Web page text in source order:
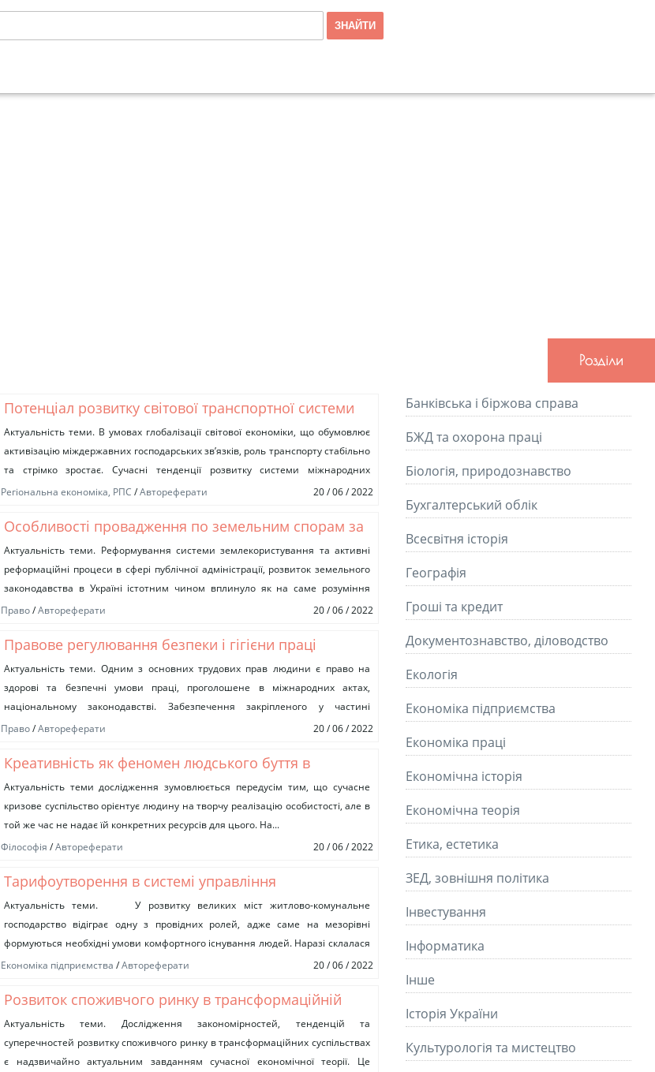
Потенціал розвитку світової транспортної системи
Актуальність теми. В умовах глобалізації світової економіки, що обумовлює
активізацію міждержавних господарських зв’язків, роль транспорту стабільно
та стрімко зростає. Сучасні тенденції розвитку системи міжнародних
економічних відносин передбачають зміну традиційних...
Регіональна економіка, РПС /Автореферати 20 / 06 / 2022
Особливості провадження по земельним спорам за
участю суб’єктів публічної адміністрації в порядку
адміністративного судочинства
Актуальність теми. Реформування системи землекористування та активні
реформаційні процеси в сфері публічної адміністрації, розвиток земельного
законодавства в Україні істотним чином вплинуло як на саме розуміння
сутності земельного спору, так...
Право/Автореферати 20 / 06 / 2022
Правове регулювання безпеки і гігієни праці
Актуальність теми. Одним з основних трудових прав людини є право на
здорові та безпечні умови праці, проголошене в міжнародних актах,
національному законодавстві. Забезпечення закріпленого у частині
четвертій ст.43 Конституції...
Право/Автореферати 20 / 06 / 2022
Креативність як феномен людського буття в
культурі.
Актуальність теми дослідження зумовлюється передусім тим, що сучасне
кризове суспільство орієнтує людину на творчу реалізацію особистості, але в
той же час не надає їй конкретних ресурсів для цього. На...
Філософія /Автореферати 20 / 06 / 2022
Тарифоутворення в системі управління
комунальною інфраструктурою на мезорівні
Актуальність теми. У розвитку великих міст житлово-комунальне
господарство відіграє одну з провідних ролей, адже саме на мезорівні
формуються необхідні умови комфортного існування людей. Наразі склалася
ситуація, коли відсутність раціонального...
Економіка підприємства /Автореферати 20 / 06 / 2022
Розвиток споживчого ринку в трансформаційній
економіці
Актуальність теми. Дослідження закономірностей, тенденцій та
суперечностей розвитку споживчого ринку в трансформаційних суспільствах
є надзвичайно актуальним завданням сучасної економічної теорії. Це
Розділи
Банківська і біржова справа
БЖД та охорона праці
Біологія, природознавство
Бухгалтерський облік
Всесвітня історія
Географія
Гроші та кредит
Документознавство, діловодство
Екологія
Економіка підприємства
Економіка праці
Економічна історія
Економічна теорія
Етика, естетика
ЗЕД, зовнішня політика
Інвестування
Інформатика
Інше
Історія України
Культурологія та мистецтво